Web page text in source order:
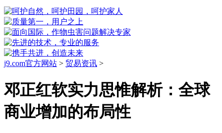
j9.com官方网站 > 贸易资讯 >
邓正红软实力思惟解析：全球
商业增加的布局性